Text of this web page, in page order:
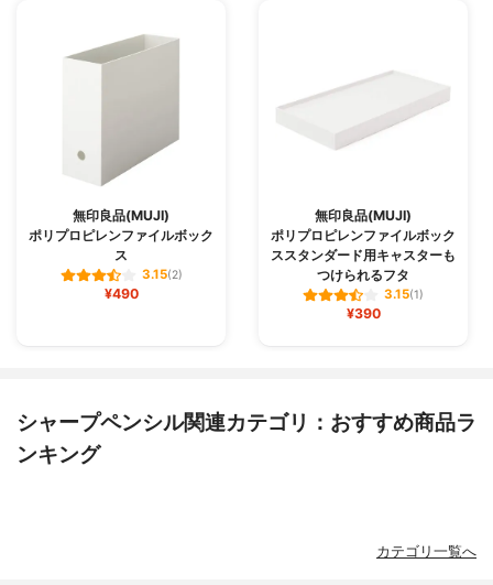
無印良品(MUJI)
ポリプロピレンファイルボック
ス
3.15(2)
¥490
無印良品(MUJI)
ポリプロピレンファイルボック
ススタンダード用キャスターも
つけられるフタ
3.15(1)
¥390
シャープペンシル関連カテゴリ：おすすめ商品ラ
ンキング
カテゴリ一覧へ